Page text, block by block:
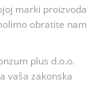
marki proizvoda
obratite nam
plus d.o.o.
vaša zakonska